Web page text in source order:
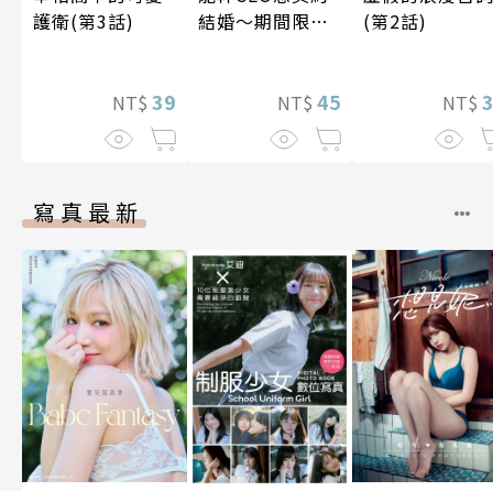
護衛(第3話)
NT$ 39
結婚～期間限定
NT$ 45
(第2話)
NT$
寫真最新